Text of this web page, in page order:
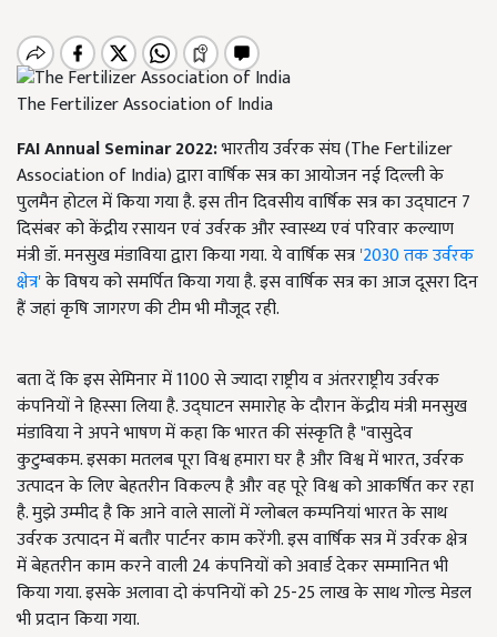
The Fertilizer Association of India
FAI Annual Seminar 2022:भारतीय उर्वरक संघ (The Fertilizer
Association of India) द्वारा वार्षिक सत्र का आयोजन नई दिल्ली के
पुलमैन होटल में किया गया है. इस तीन दिवसीय वार्षिक सत्र का उद्घाटन 7
दिसंबर को केंद्रीय रसायन एवं उर्वरक और स्वास्थ्य एवं परिवार कल्याण
मंत्री डॉ. मनसुख मंडाविया द्वारा किया गया. ये वार्षिक सत्र'2030 तक उर्वरक
क्षेत्र'के विषय को समर्पित किया गया है. इस वार्षिक सत्र का आज दूसरा दिन
हैं जहां कृषि जागरण की टीम भी मौजूद रही.
बता दें कि इस सेमिनार में 1100 से ज्यादा राष्ट्रीय व अंतरराष्ट्रीय उर्वरक
कंपनियों ने हिस्सा लिया है. उद्घाटन समारोह के दौरान केंद्रीय मंत्री मनसुख
मंडाविया ने अपने भाषण में कहा कि भारत की संस्कृति है "वासुदेव
कुटुम्बकम. इसका मतलब पूरा विश्व हमारा घर है और विश्व में भारत, उर्वरक
उत्पादन के लिए बेहतरीन विकल्प है और वह पूरे विश्व को आकर्षित कर रहा
है. मुझे उम्मीद है कि आने वाले सालों में ग्लोबल कम्पनियां भारत के साथ
उर्वरक उत्पादन में बतौर पार्टनर काम करेंगी. इस वार्षिक सत्र में उर्वरक क्षेत्र
में बेहतरीन काम करने वाली 24 कंपनियों को अवार्ड देकर सम्मानित भी
किया गया. इसके अलावा दो कंपनियों को 25-25 लाख के साथ गोल्ड मेडल
भी प्रदान किया गया.